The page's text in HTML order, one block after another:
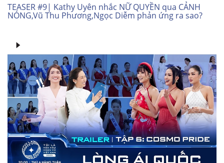
TEASER #9| Kathy Uyên nhắc NỮ QUYỀN qua CẢNH
NÓNG,Vũ Thu Phương,Ngọc Diễm phản ứng ra sao?